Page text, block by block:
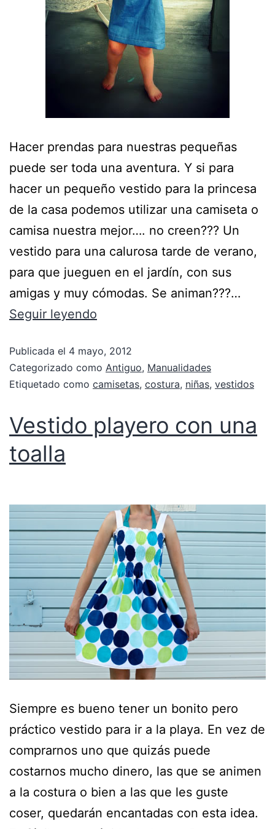
Hacer prendas para nuestras pequeñas
puede ser toda una aventura. Y si para
hacer un pequeño vestido para la princesa
de la casa podemos utilizar una camiseta o
camisa nuestra mejor…. no creen??? Un
vestido para una calurosa tarde de verano,
para que jueguen en el jardín, con sus
amigas y muy cómodas. Se animan???…
Seguir leyendo
Publicada el 4 mayo, 2012
Categorizado como Antiguo, Manualidades
Etiquetado como camisetas, costura, niñas, vestidos
Vestido playero con una
toalla
Siempre es bueno tener un bonito pero
práctico vestido para ir a la playa. En vez de
comprarnos uno que quizás puede
costarnos mucho dinero, las que se animen
a la costura o bien a las que les guste
coser, quedarán encantadas con esta idea.